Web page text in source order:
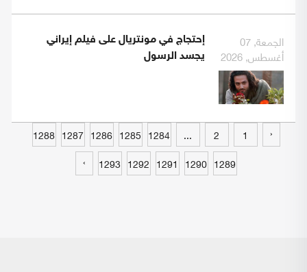
الجمعة, 07
أغسطس, 2026
إحتجاج في مونتريال على فيلم إيراني
يجسد الرسول
‹
1
2
...
1284
1285
1286
1287
1288
1289
1290
1291
1292
1293
›